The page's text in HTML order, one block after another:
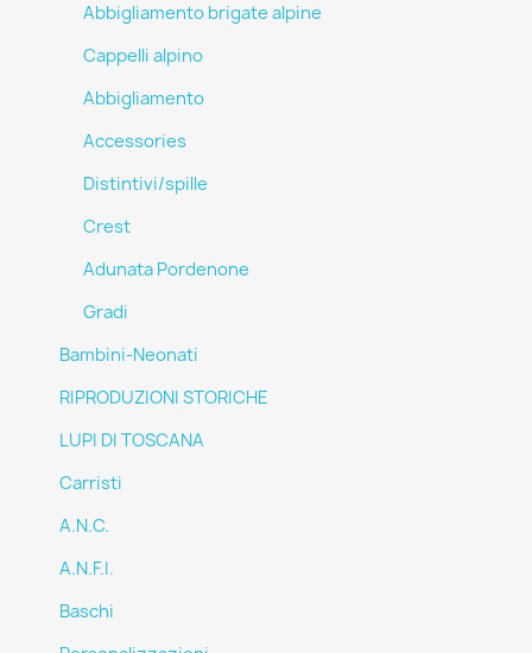
Abbigliamento brigate alpine
Cappelli alpino
Abbigliamento
Accessories
Distintivi/spille
Crest
Adunata Pordenone
Gradi
Bambini-Neonati
RIPRODUZIONI STORICHE
LUPI DI TOSCANA
Carristi
A.N.C.
A.N.F.I.
Baschi